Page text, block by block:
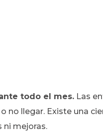
todo el mes. Las
no llegar. Existe una
ni mejoras.